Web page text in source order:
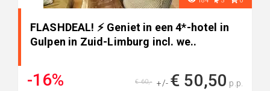
FLASHDEAL! ⚡ Geniet in een 4*-hotel in
Gulpen in Zuid-Limburg incl. we..
-16% +/- € 50,50 p.p.
€ 60,-